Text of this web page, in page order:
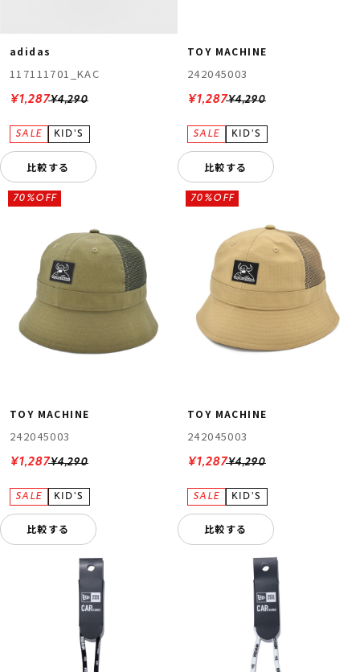
adidas
117111701_KAC
¥4,290
¥1,287
比較する
TOY MACHINE
242045003
¥4,290
¥1,287
比較する
TOY MACHINE
242045003
¥4,290
70%OFF
¥1,287
比較する
TOY MACHINE
242045003
¥4,290
70%OFF
¥1,287
比較する